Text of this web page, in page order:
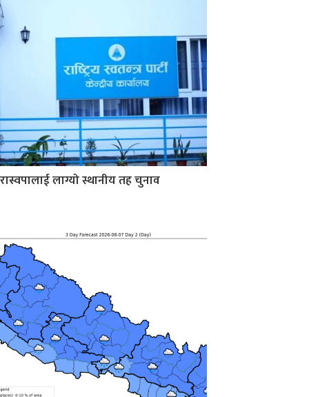
रास्वपालाई लाग्यो स्थानीय तह चुनाव